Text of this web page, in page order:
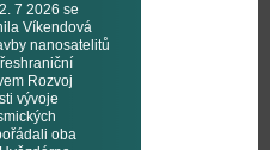
7 2026 se
Víkendová
nanosatelitů
Rozvoj
vývoje
oba